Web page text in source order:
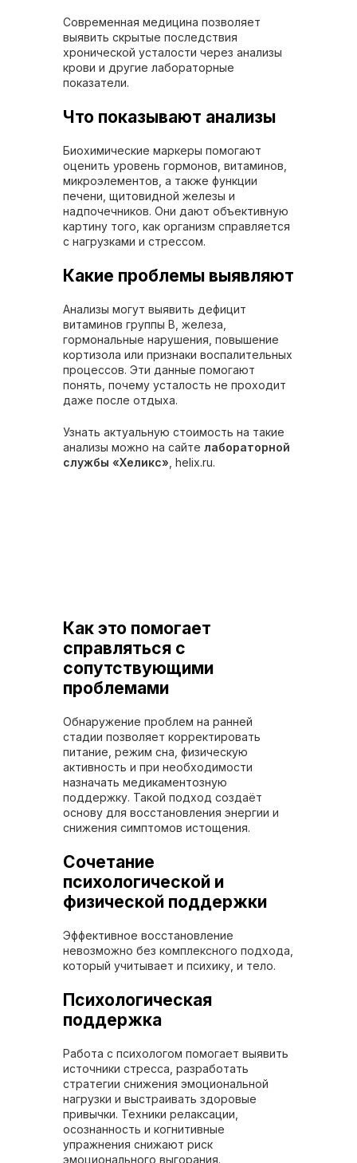
Современная медицина позволяет
выявить скрытые последствия
хронической усталости через анализы
крови и другие лабораторные
показатели.
Что показывают анализы
Биохимические маркеры помогают
оценить уровень гормонов, витаминов,
микроэлементов, а также функции
печени, щитовидной железы и
надпочечников. Они дают объективную
картину того, как организм справляется
с нагрузками и стрессом.
Какие проблемы выявляют
Анализы могут выявить дефицит
витаминов группы B, железа,
гормональные нарушения, повышение
кортизола или признаки воспалительных
процессов. Эти данные помогают
понять, почему усталость не проходит
даже после отдыха.
Узнать актуальную стоимость на такие
анализы можно на сайте лабораторной
службы «Хеликс» , helix.ru.
Как это помогает
справляться с
сопутствующими
проблемами
Обнаружение проблем на ранней
стадии позволяет корректировать
питание, режим сна, физическую
активность и при необходимости
назначать медикаментозную
поддержку. Такой подход создаёт
основу для восстановления энергии и
снижения симптомов истощения.
Сочетание
психологической и
физической поддержки
Эффективное восстановление
невозможно без комплексного подхода,
который учитывает и психику, и тело.
Психологическая
поддержка
Работа с психологом помогает выявить
источники стресса, разработать
стратегии снижения эмоциональной
нагрузки и выстраивать здоровые
привычки. Техники релаксации,
осознанность и когнитивные
упражнения снижают риск
эмоционального выгорания.